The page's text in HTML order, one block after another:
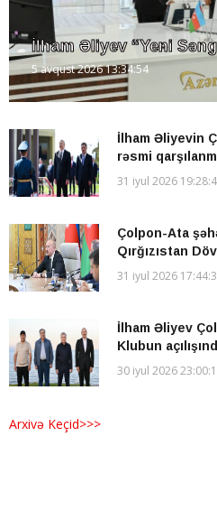
İlham Əliyev “Yeni
5 avqust 2026 13:34:54
İlham Əliyevin
rəsmi
31 iyul 2026
Çolpon-Ata
Qırğızıstan
31 iyul 2026
İlham Əliyev
Klubun
30 iyul 2026
Arxivə Keçid>>>